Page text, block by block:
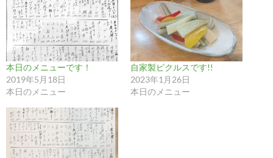
本日のメニューです！
2019年5月18日
本日のメニュー
自家製ピクルスです!!
2023年1月26日
本日のメニュー